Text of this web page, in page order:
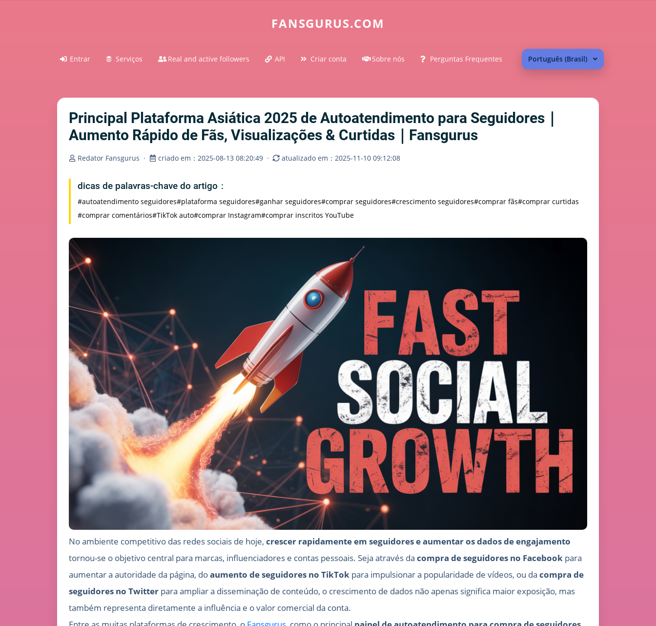
FANSGURUS.COM
Entrar Serviços Real and active followers API Criar conta Sobre nós Perguntas Frequentes Português (Brasil)
Principal Plataforma Asiática 2025 de Autoatendimento para Seguidores｜
Aumento Rápido de Fãs, Visualizações & Curtidas｜Fansgurus
Redator Fansgurus · criado em：2025-08-13 08:20:49 · atualizado em：2025-11-10 09:12:08
dicas de palavras-chave do artigo：
#autoatendimento seguidores#plataforma seguidores#ganhar seguidores#comprar seguidores#crescimento seguidores#comprar fãs#comprar curtidas
#comprar comentários#TikTok auto#comprar Instagram#comprar inscritos YouTube
No ambiente competitivo das redes sociais de hoje, crescer rapidamente em seguidores e aumentar os dados de engajamento
tornou-se o objetivo central para marcas, influenciadores e contas pessoais. Seja através da compra de seguidores no Facebook para
aumentar a autoridade da página, doaumento de seguidores no TikTok para impulsionar a popularidade de vídeos, ou da compra de
seguidores no Twitter para ampliar a disseminação de conteúdo, o crescimento de dados não apenas significa maior exposição, mas
também representa diretamente a influência e o valor comercial da conta.